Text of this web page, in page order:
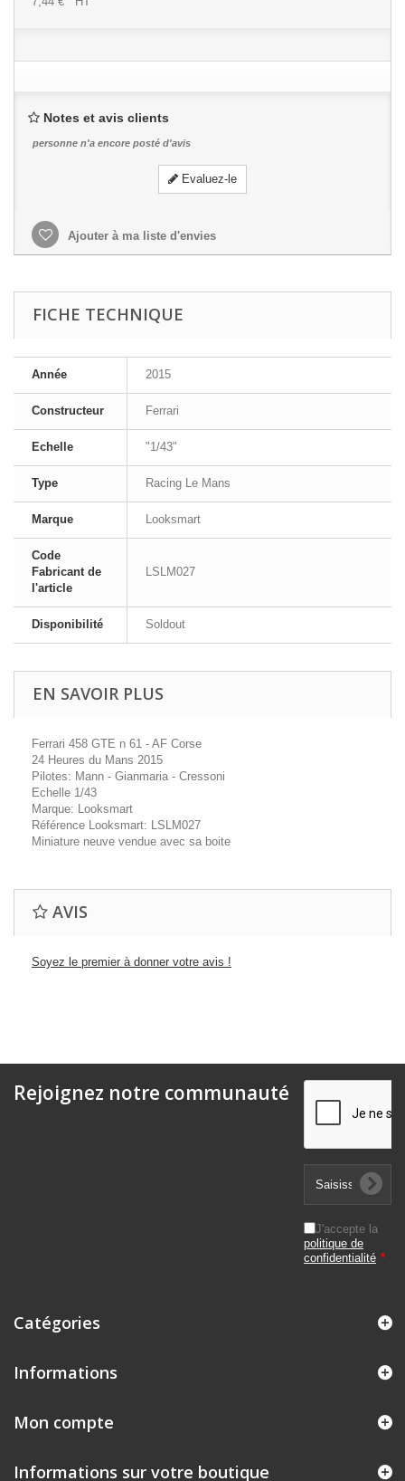
Notes et avis clients
personne n'a encore posté d'avis
Evaluez-le
Ajouter à ma liste d'envies
FICHE TECHNIQUE
Année 2015
Constructeur Ferrari
Echelle "1/43"
Type Racing Le Mans
Marque Looksmart
Code
Fabricant de
l'article
LSLM027
Disponibilité Soldout
EN SAVOIR PLUS
Ferrari 458 GTE n 61 - AF Corse
24 Heures du Mans 2015
Pilotes: Mann - Gianmaria - Cressoni
Echelle 1/43
Marque: Looksmart
Référence Looksmart: LSLM027
Miniature neuve vendue avec sa boite
AVIS
Soyez le premier à donner votre avis !
Rejoignez notre communauté
J'accepte la
politique de
confidentialité *
Catégories
Informations
Mon compte
Informations sur votre boutique